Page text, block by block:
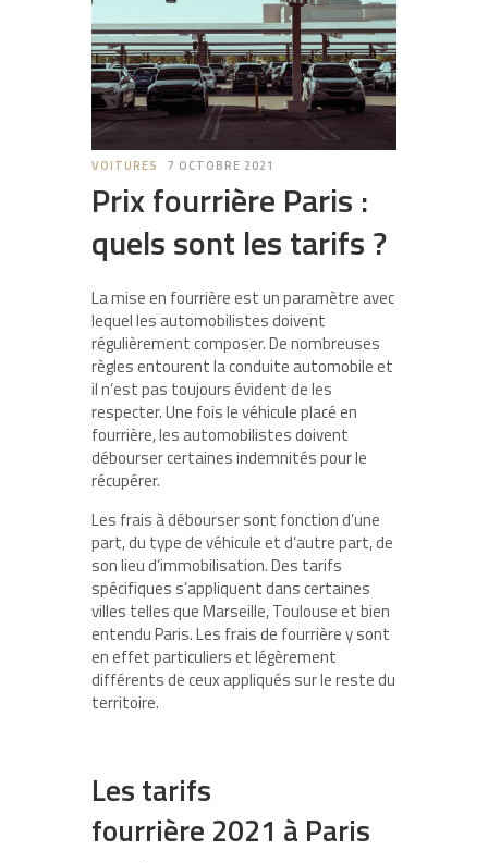
VOITURES 7 OCTOBRE 2021
Prix fourrière Paris :
quels sont les tarifs ?
La mise en fourrière est un paramètre avec
lequel les automobilistes doivent
régulièrement composer. De nombreuses
règles entourent la conduite automobile et
il n’est pas toujours évident de les
respecter. Une fois le véhicule placé en
fourrière, les automobilistes doivent
débourser certaines indemnités pour le
récupérer.
Les frais à débourser sont fonction d’une
part, du type de véhicule et d’autre part, de
son lieu d’immobilisation. Des tarifs
spécifiques s’appliquent dans certaines
villes telles que Marseille, Toulouse et bien
entendu Paris. Les frais de fourrière y sont
en effet particuliers et légèrement
différents de ceux appliqués sur le reste du
territoire.
Les tarifs
fourrière 2021 à Paris